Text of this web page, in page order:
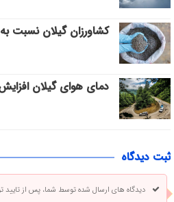
کشاورزان گیلان نسبت به
دمای هوای گیلان
ثبت دیدگاه
دیدگاه های ارسال شده توسط شما، پس از